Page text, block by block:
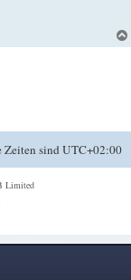
sindUTC+02:00
Limited